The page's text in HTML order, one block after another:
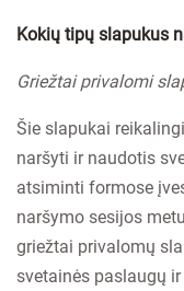
Kokių tipų slapukus
Griežtai privalomi
Šie slapukai
naršyti ir naudotis
atsiminti formose
naršymo sesijos
griežtai privalomų
svetainės paslaugų